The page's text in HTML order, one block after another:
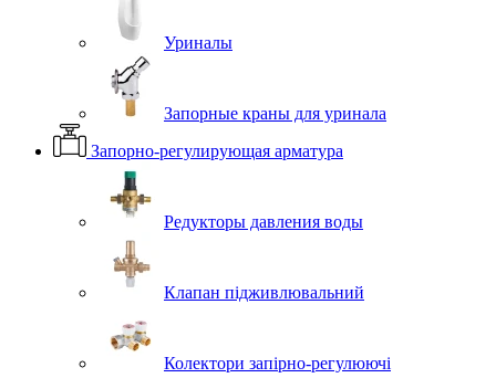
Уриналы
Запорные краны для уринала
Запорно-регулирующая арматура
Редукторы давления воды
Клапан підживлювальний
Колектори запірно-регулюючі